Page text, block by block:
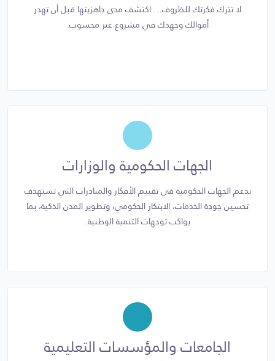
لا تترك فكرتك للظروف… اكتشف مدى جاهزيتها قبل أن تهدر
أموالك وجهدك في مشروع غير محسوب.
الجهات الحكومية والوزارات
ندعم الجهات الحكومية في تقييم الأفكار والمبادرات التي تستهدف
تحسين جودة الخدمات، الابتكار الحكومي، وتطوير المدن الذكية، بما
يواكب توجهات التنمية الوطنية.
الجامعات والمؤسسات التعليمية